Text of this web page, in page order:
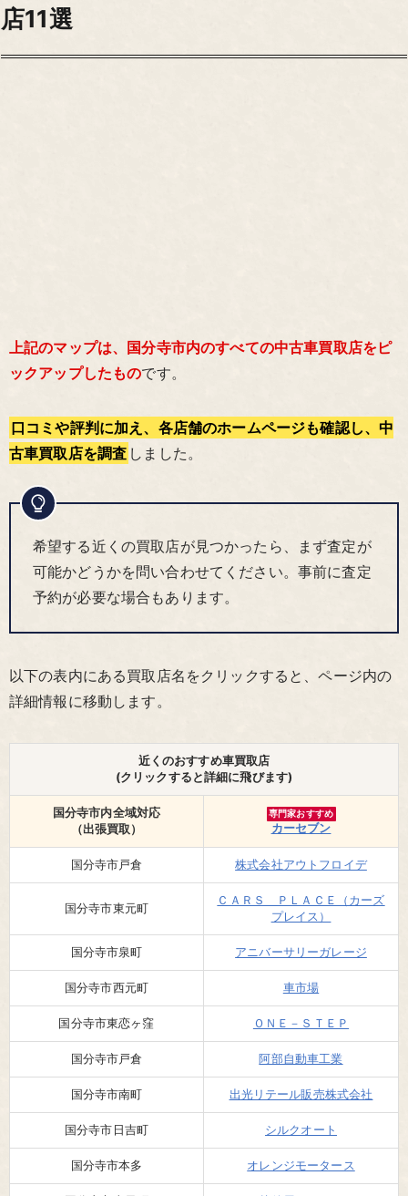
店11選
上記のマップは、国分寺市内のすべての中古車買取店をピ
ックアップしたものです。
口コミや評判に加え、各店舗のホームページも確認し、中
古車買取店を調査 しました。
希望する近くの買取店が見つかったら、まず査定が
可能かどうかを問い合わせてください。事前に査定
予約が必要な場合もあります。
以下の表内にある買取店名をクリックすると、ページ内の
詳細情報に移動します。
近くのおすすめ車買取店
(クリックすると詳細に飛びます)
国分寺市内全域対応
（出張買取）
専門家おすすめ
カーセブン
国分寺市戸倉 株式会社アウトフロイデ
国分寺市東元町
ＣＡＲＳ ＰＬＡＣＥ（カーズ
プレイス）
国分寺市泉町 アニバーサリーガレージ
国分寺市西元町 車市場
国分寺市東恋ヶ窪 ＯＮＥ－ＳＴＥＰ
国分寺市戸倉 阿部自動車工業
国分寺市南町 出光リテール販売株式会社
国分寺市日吉町 シルクオート
国分寺市本多 オレンジモータース